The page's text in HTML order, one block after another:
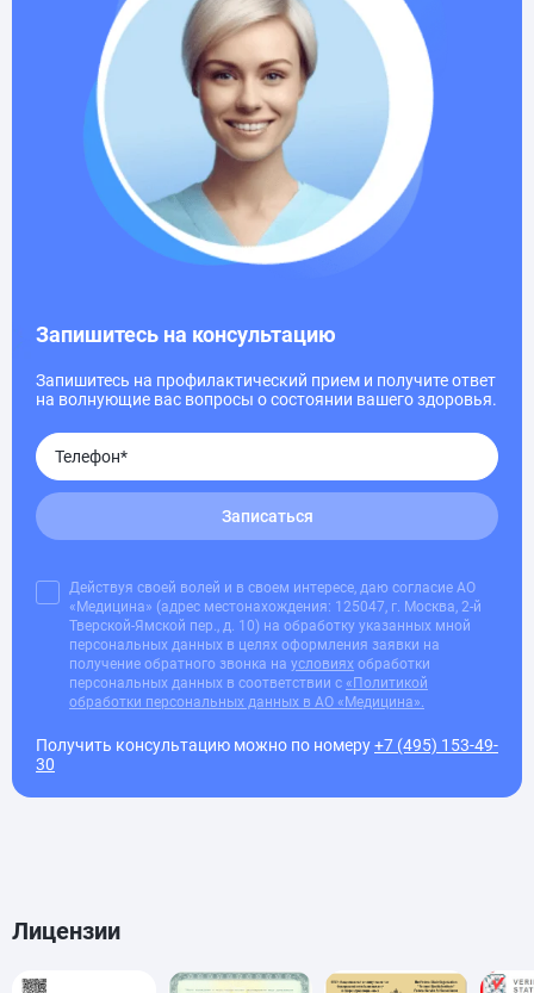
Запишитесь на консультацию
Запишитесь на профилактический прием и получите ответ
на волнующие вас вопросы о состоянии вашего здоровья.
Записаться
Действуя своей волей и в своем интересе, даю согласие АО
«Медицина» (адрес местонахождения: 125047, г. Москва, 2-й
Тверской-Ямской пер., д. 10) на обработку указанных мной
персональных данных в целях оформления заявки на
получение обратного звонка на условиях обработки
персональных данных в соответствии с «Политикой
обработки персональных данных в АО «Медицина».
Получить консультацию можно по номеру+7 (495) 153-49-
30
Лицензии